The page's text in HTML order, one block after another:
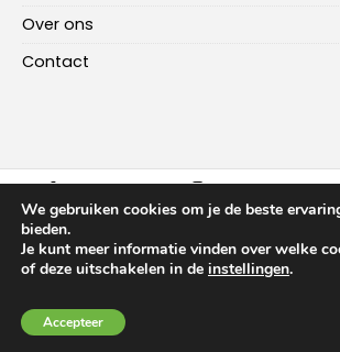
Over ons
Contact
FACEBOOK INSTAGRAM
HOME NIEUWS OVER ONS
We gebruiken cookies om je de beste
bieden.
Je kunt meer informatie vinden over welke
of deze uitschakelen in de instellingen.
Accepteer